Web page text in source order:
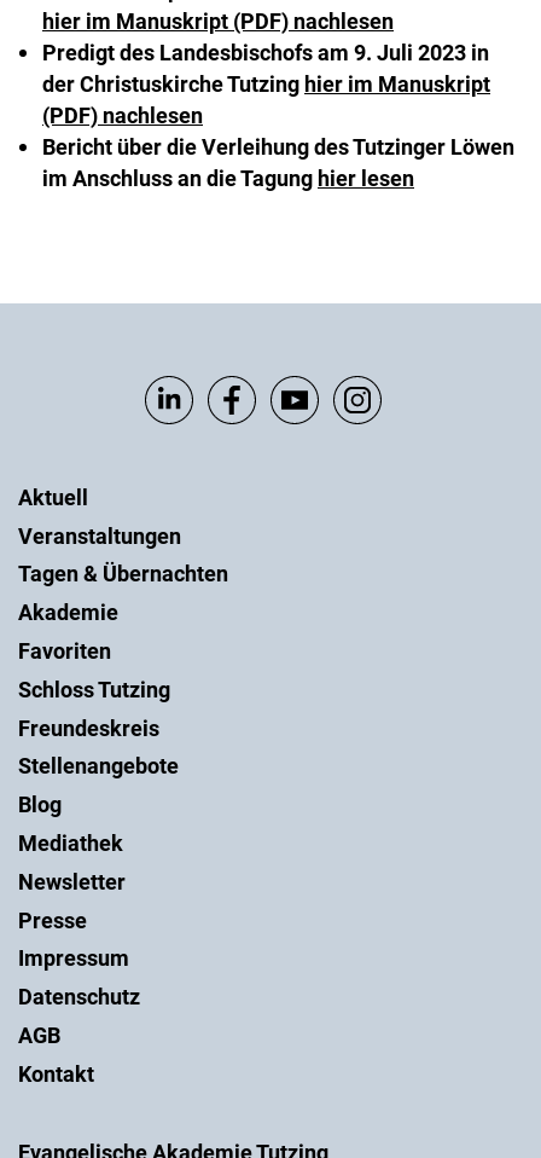
hier im Manuskript (PDF) nachlesen
Predigt des Landesbischofs am 9. Juli 2023 in
der Christuskirche Tutzing hier im Manuskript
(PDF) nachlesen
Bericht über die Verleihung des Tutzinger Löwen
im Anschluss an die Tagung hier lesen
Evangelische Akademie Tutzing
Aktuell
Veranstaltungen
Tagen & Übernachten
Akademie
Favoriten
Schloss Tutzing
Freundeskreis
Stellenangebote
Blog
Mediathek
Newsletter
Presse
Impressum
Datenschutz
AGB
Kontakt